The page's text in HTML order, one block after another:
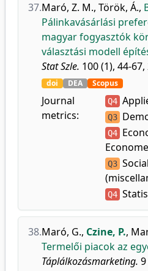
37.Maró, Z. M., Török, Á.,
Pálinkavásárlási
magyar fogyasztók
választási modell
Stat Szle. 100 (1), 44-67,
doi DEA Scopus
Journal
metrics:
Q4
Q3
Q4
Q3
Q4
38.Maró, G., Czine, P.,
Termelői piacok az
Táplálkozásmarketing.